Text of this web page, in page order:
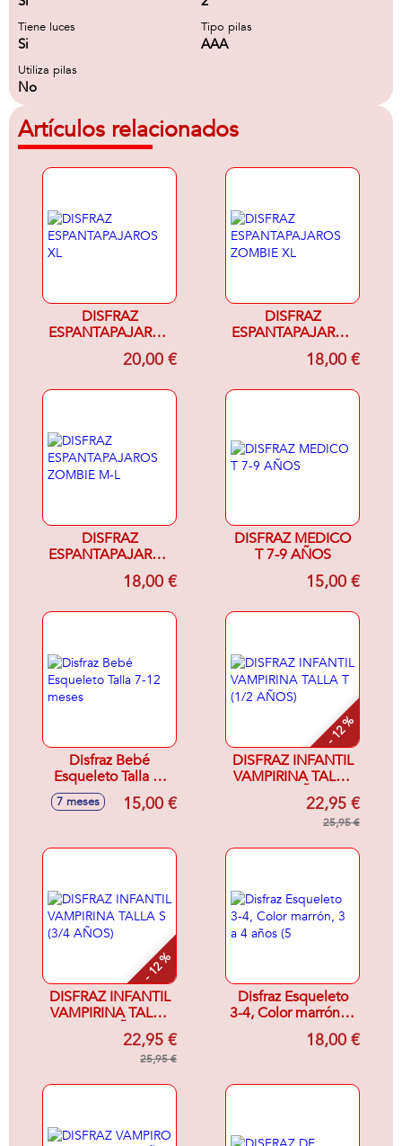
Tiene luces
Si
Tipo pilas
AAA
Utiliza pilas
No
Artículos relacionados
DISFRAZ
ESPANTAPAJAROS
20,00 €
DISFRAZ
ESPANTAPAJAROS
ZOMBIE XL18,00 €
DISFRAZ
ESPANTAPAJAROS
ZOMBIE M-L18,00 €
DISFRAZ MEDICO
T 7-9 AÑOS
15,00 €
Disfraz Bebé
Esqueleto Talla 7-
12 meses
7 meses 15,00 €
- 12 %
DISFRAZ INFANTIL
VAMPIRINA TALLA
T (1/2 AÑOS)22,95 €
25,95 €
- 12 %
DISFRAZ INFANTIL
VAMPIRINA TALLA
S (3/4 AÑOS)22,95 €
25,95 €
Disfraz Esqueleto
3-4, Color marrón, 3
a 4 años (518,00 €